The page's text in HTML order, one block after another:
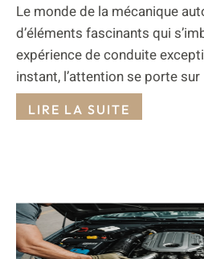
Le monde de la mécanique
d’éléments fascinants qui
expérience de conduite
instant, l’attention se porte
LIRE LA SUITE